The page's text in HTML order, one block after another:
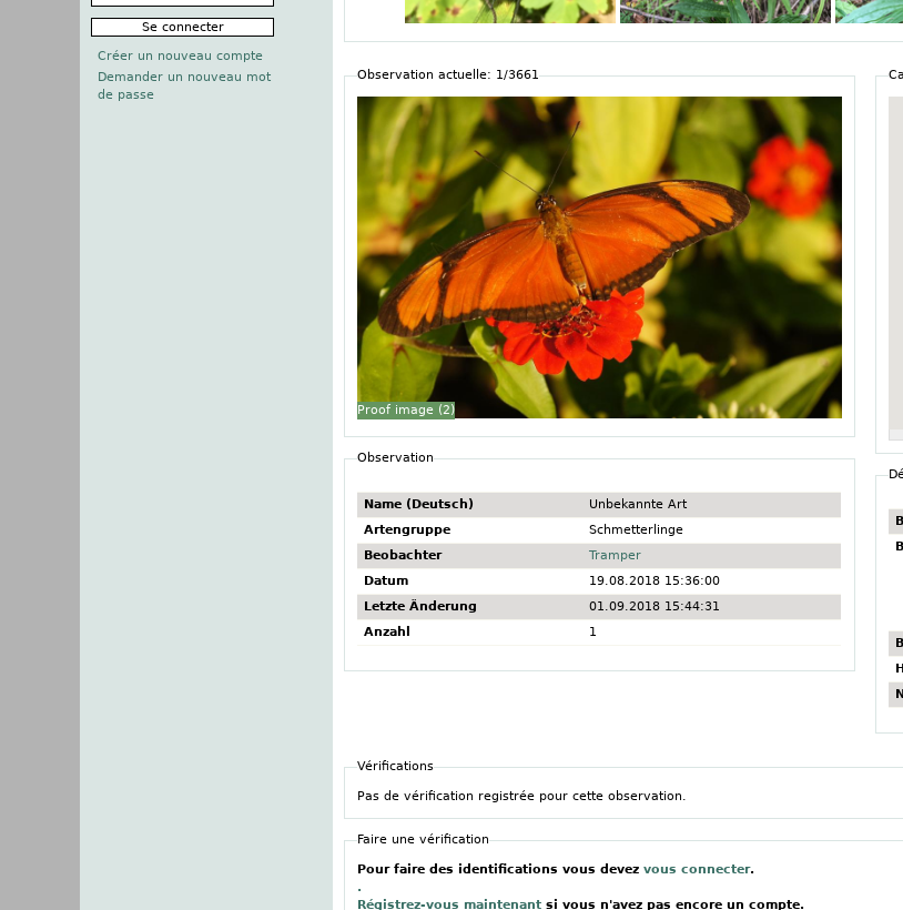
Observation actuelle: 1/3661
Proof image (2)
Observation
Name (Deutsch)
Unbekannte Art
Artengruppe
Schmetterlinge
Beobachter
Tramper
Datum
19.08.2018 15:36:00
Letzte Änderung
01.09.2018 15:44:31
Anzahl
1
Vérifications
Pas de vérification registrée pour cette observation.
Faire une vérification
Pour faire des identifications vous devez vous connecter.
.
Régistrez-vous maintenant si vous n'avez pas encore un compte.
Créer un nouveau compte
Demander un nouveau mot
de passe